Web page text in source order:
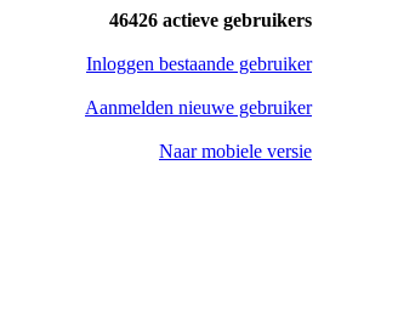
46426 actieve gebruikers
Inloggen bestaande gebruiker
Aanmelden nieuwe gebruiker
Naar mobiele versie